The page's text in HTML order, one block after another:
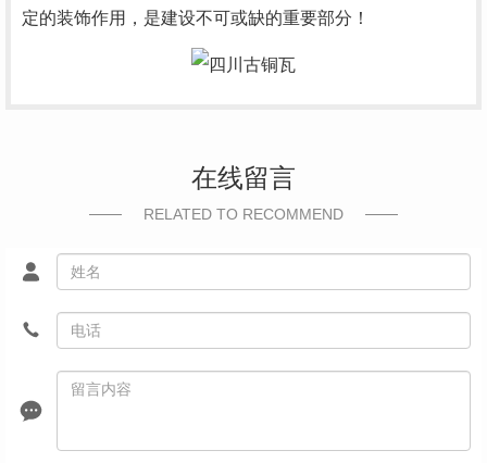
定的装饰作用，是建设不可或缺的重要部分！
在线留言
RELATED TO RECOMMEND